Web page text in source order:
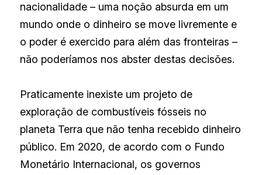
nacionalidade – uma noção absurda em um
mundo onde o dinheiro se move livremente e
o poder é exercido para além das fronteiras –
não poderíamos nos abster destas decisões.
Praticamente inexiste um projeto de
exploração de combustíveis fósseis no
planeta Terra que não tenha recebido dinheiro
público. Em 2020, de acordo com o Fundo
Monetário Internacional, os governos